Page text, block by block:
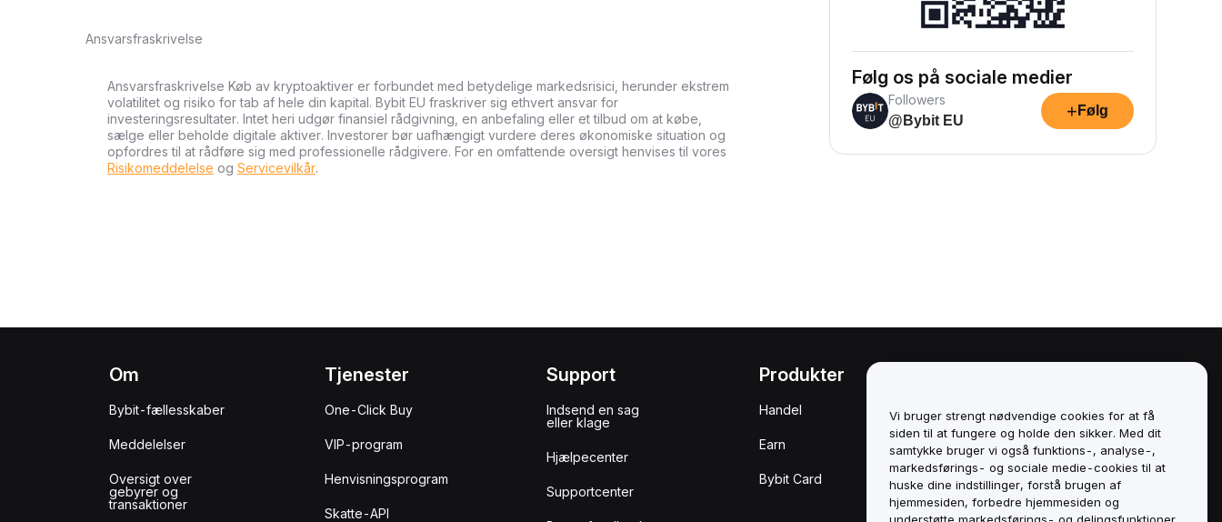
Ansvarsfraskrivelse
Ansvarsfraskrivelse Køb av kryptoaktiver er forbundet med betydelige markedsrisici, herunder ekstrem
volatilitet og risiko for tab af hele din kapital. Bybit EU fraskriver sig ethvert ansvar for
investeringsresultater. Intet heri udgør finansiel rådgivning, en anbefaling eller et tilbud om at købe,
sælge eller beholde digitale aktiver. Investorer bør uafhængigt vurdere deres økonomiske situation og
opfordres til at rådføre sig med professionelle rådgivere. For en omfattende oversigt henvises til vores
Risikomeddelelse og Servicevilkår.
Følg os på sociale medier
Followers
@Bybit EU
+ Følg
Om
Bybit-fællesskaber
Meddelelser
Oversigt over
gebyrer og
transaktioner
Tjenester
One-Click Buy
VIP-program
Henvisningsprogram
Skatte-API
Support
Indsend en sag
eller klage
Hjælpecenter
Supportcenter
Produkter
Handel
Earn
Bybit Card
Politik om
interessekonflikter
Oversigt over politikken for
opbevaring og
administration
ESG-oplysninger
Vi bruger strengt nødvendige cookies for at få
siden til at fungere og holde den sikker. Med dit
samtykke bruger vi også funktions-, analyse-,
markedsførings- og sociale medie-cookies til at
huske dine indstillinger, forstå brugen af
hjemmesiden, forbedre hjemmesiden og